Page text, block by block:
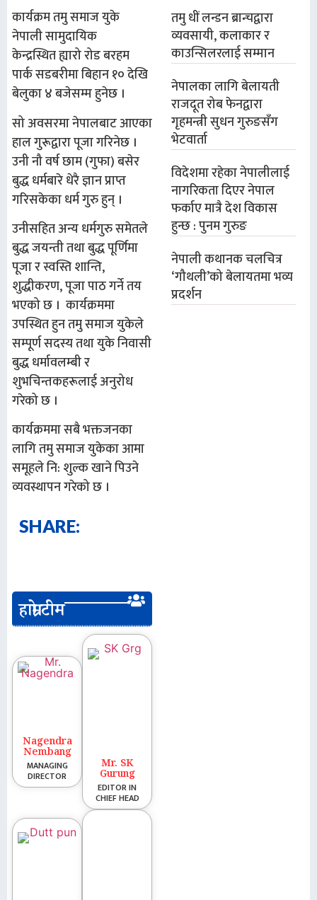
कार्यक्रम तमु समाज युके
नेपाली सामुदायिक
केन्द्रस्थित ह्यारो रोड बरहम
पार्क सडबरीमा बिहान १० देखि
बेलुका ४ बजेसम्म हुनेछ ।
सो अवसरमा नेपालबाट आएका
हाल गुरूद्वारा पूजा गरिनेछ ।
उनी नौ वर्ष छाम (गुफा) बसेर
बुद्ध धर्मबारे धेरै ज्ञान प्राप्त
गरिसकेका धर्म गुरु हुन् ।
उनीसहित अन्य धर्मगुरु समेतले
बुद्ध जयन्ती तथा बुद्ध पूर्णिमा
पूजा र स्वस्ति शान्ति,
शुद्धीकरण, पूजा पाठ गर्ने तय
भएको छ । कार्यक्रममा
उपस्थित हुन तमु समाज युकेले
सम्पूर्ण सदस्य तथा युके निवासी
बुद्ध धर्मावलम्बी र
शुभचिन्तकहरूलाई अनुरोध
गरेको छ ।
कार्यक्रममा सबै भक्तजनका
लागि तमु समाज युकेका आमा
समूहले नि: शुल्क खाने पिउने
व्यवस्थापन गरेको छ ।
SHARE:
हाम्रो टीम
Nagendra
Nembang
MANAGING
DIRECTOR
Mr. SK
Gurung
EDITOR IN
CHIEF HEAD
तमु धीं लन्डन ब्रान्चद्वारा
व्यवसायी, कलाकार र
काउन्सिलरलाई सम्मान
नेपालका लागि बेलायती
राजदूत रोब फेनद्वारा
गृहमन्त्री सुधन गुरुङसँग
भेटवार्ता
विदेशमा रहेका नेपालीलाई
नागरिकता दिएर नेपाल
फर्काए मात्रै देश विकास
हुन्छ : पुनम गुरुङ
नेपाली कथानक चलचित्र
‘गौथली’को बेलायतमा भव्य
प्रदर्शन